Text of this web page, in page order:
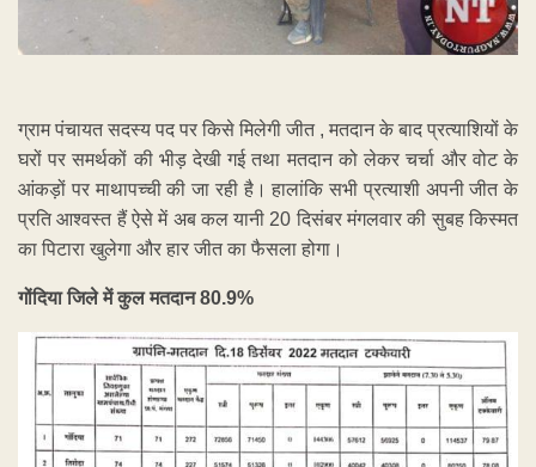
ग्राम पंचायत सदस्य पद पर किसे मिलेगी जीत , मतदान के बाद प्रत्याशियों के
घरों पर समर्थकों की भीड़ देखी गई तथा मतदान को लेकर चर्चा और वोट के
आंकड़ों पर माथापच्ची की जा रही है। हालांकि सभी प्रत्याशी अपनी जीत के
प्रति आश्वस्त हैं ऐसे में अब कल यानी 20 दिसंबर मंगलवार की सुबह किस्मत
का पिटारा खुलेगा और हार जीत का फैसला होगा।
गोंदिया जिले में कुल मतदान 80.9%